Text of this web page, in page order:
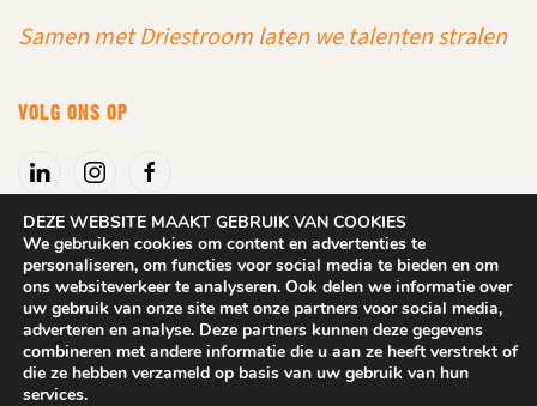
Samen met Driestroom laten we talenten stralen
VOLG ONS OP
Algemene voorwaarden|Privacyverklaring
2025DROOM! Beuningen. Alle rechten behouden.Website: Dix
Design
DEZE WEBSITE MAAKT GEBRUIK VAN COOKIES
We gebruiken cookies om content en advertenties te
personaliseren, om functies voor social media te bieden en om
ons websiteverkeer te analyseren. Ook delen we informatie over
uw gebruik van onze site met onze partners voor social media,
adverteren en analyse. Deze partners kunnen deze gegevens
combineren met andere informatie die u aan ze heeft verstrekt of
die ze hebben verzameld op basis van uw gebruik van hun
services.